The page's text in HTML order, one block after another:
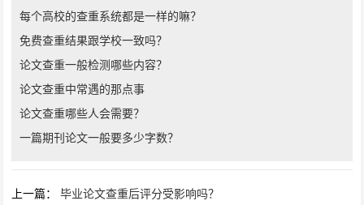
每个高校的查重系统都是一样的嘛？
免费查重结果跟学校一致吗？
论文查重一般检测哪些内容？
论文查重中常遇的那点事
论文查重哪些人会需要？
一篇期刊论文一般要多少字数？
上一篇：毕业论文查重后评分受影响吗？